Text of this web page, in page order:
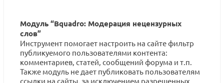
Модуль “Bquadro: Модерация нецензурных
слов”
Инструмент помогает настроить на сайте фильтр
публикуемого пользователями контента:
комментариев, статей, сообщений форума и т.п.
Также модуль не дает публиковать пользователям
ссылки на сайты, за исключением разрешенных